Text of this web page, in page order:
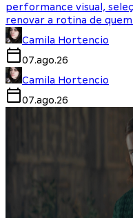
performance visual,
renovar a rotina de quem
Camila Hortencio
07.ago.26
Camila Hortencio
07.ago.26